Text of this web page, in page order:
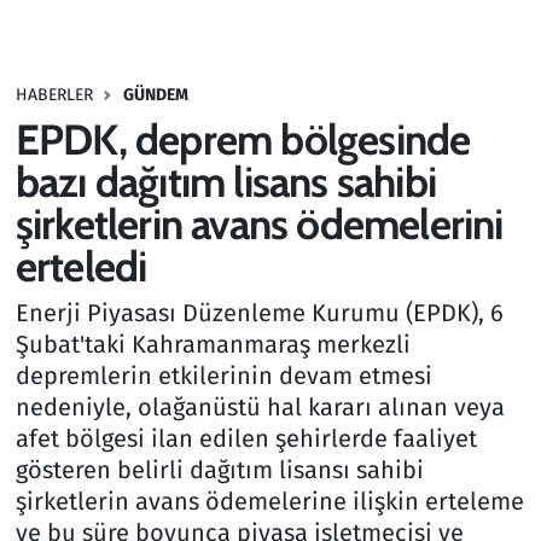
HABERLER GÜNDEM
EPDK, deprem bölgesinde
bazı dağıtım lisans sahibi
şirketlerin avans ödemelerini
erteledi
Enerji Piyasası Düzenleme Kurumu (EPDK), 6
Şubat'taki Kahramanmaraş merkezli
depremlerin etkilerinin devam etmesi
nedeniyle, olağanüstü hal kararı alınan veya
afet bölgesi ilan edilen şehirlerde faaliyet
gösteren belirli dağıtım lisansı sahibi
şirketlerin avans ödemelerine ilişkin erteleme
ve bu süre boyunca piyasa işletmecisi ve
Haber
Kültür Sanat
Kurumsal Haberler
Lezzet Durağı
Memur ve Kamu
Otomobil
Oyun
Ramazan